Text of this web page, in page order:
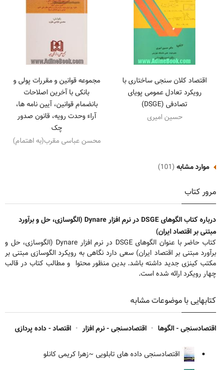
اقتصاد کلان سنجی ساختاری با
رویکرد تعادل عمومی پویای
تصادفی (DSGE)
حسین امیری
مجموعه قوانین و مقررات پولی و
بانکی با آخرین اصلاحات
بانضمام قوانین، آیین نامه ها،
آراء وحدت رویه، قانون صدور
چک
محسن عباسی مقرب(به اهتمام)
موارد مشابه (101)
مرور کتاب
درباره کتاب الگوهای DSGE در نرم افزار Dynare (الگوسازی، حل و برآورد
مبتنی بر اقتصاد ایران)
کتاب حاضر با عنوان الگوهای DSGE در نرم افزار Dynare (الگوسازی، حل و
برآورد مبتنی بر اقتصاد ایران) سعی دارد نگاهی به رویکرد الگوسازی مبتنی بر
مکتب کینزی جدید داشته باشد. بدین منظور محتوا و مطالب کتاب در قالب
چهار رویکرد ارائه شده است.
کتابهایی با موضوعات مشابه
اقتصادسنجی - الگوها • اقتصادسنجی - نرم افزار • اقتصاد - داده پردازی
اقتصادسنجی داده های تابلویی ~زهرا کریمی کانلو